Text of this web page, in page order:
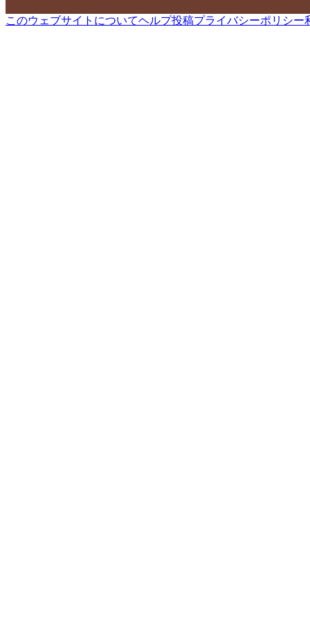
このウェブサイトについてヘルプ投稿プライバシーポリシー